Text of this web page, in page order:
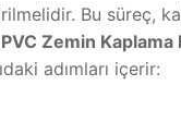
Bu süreç,
Zemin Kaplama
adımları içerir: